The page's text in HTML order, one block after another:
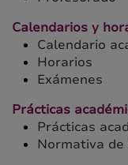
Calendarios y
Calendario
Horarios
Exámenes
Prácticas
Prácticas
Normativa